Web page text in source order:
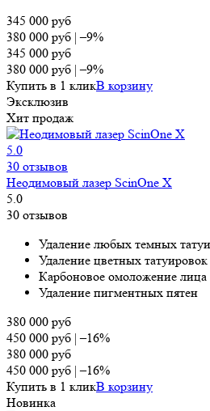
345 000 руб
380 000 руб |–9%
345 000 руб
380 000 руб |–9%
Купить в 1 кликВ корзину
Эксклюзив
Хит продаж
5.0
30 отзывов
Неодимовый лазер ScinOne X
5.0
30 отзывов
Удаление любых темных
Удаление цветных татуировок
Карбоновое омоложение лица
Удаление пигментных пятен
380 000 руб
450 000 руб |–16%
380 000 руб
450 000 руб |–16%
Купить в 1 кликВ корзину
Новинка